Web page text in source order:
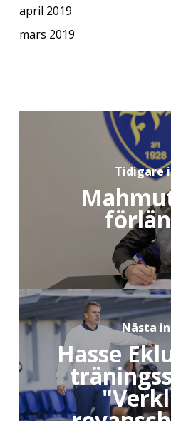
april 2019
mars 2019
Tidigare
Nästa
Hasse